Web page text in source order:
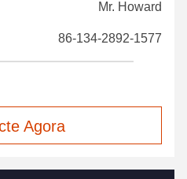
Mr. Howard
86-134-2892-1577
Agora